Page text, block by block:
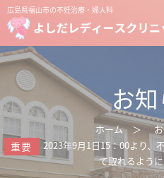
広島県福山市の不妊治療・婦人科
お
ホーム
重要
2023年9月1日15：00より、
て取れるよう